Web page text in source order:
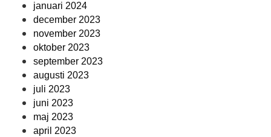
januari 2024
december 2023
november 2023
oktober 2023
september 2023
augusti 2023
juli 2023
juni 2023
maj 2023
april 2023